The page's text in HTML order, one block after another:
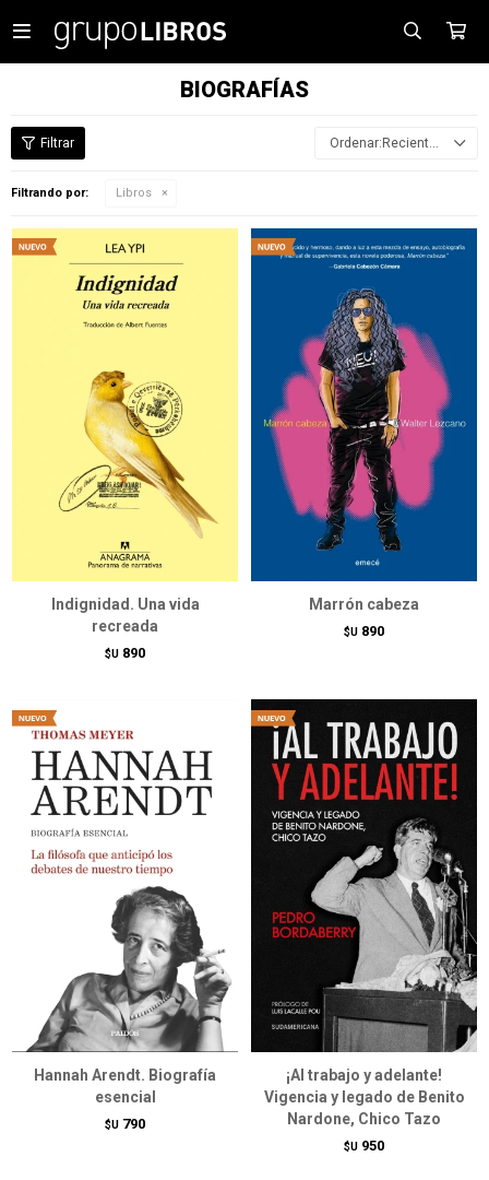

BIOGRAFÍAS
Recientes
Filtrando por: Libros
Indignidad. Una vida
recreada
$U 890
Marrón cabeza
$U 890
Hannah Arendt. Biografía
esencial
$U 790
¡Al trabajo y adelante!
Vigencia y legado de Benito
Nardone, Chico Tazo
$U 950